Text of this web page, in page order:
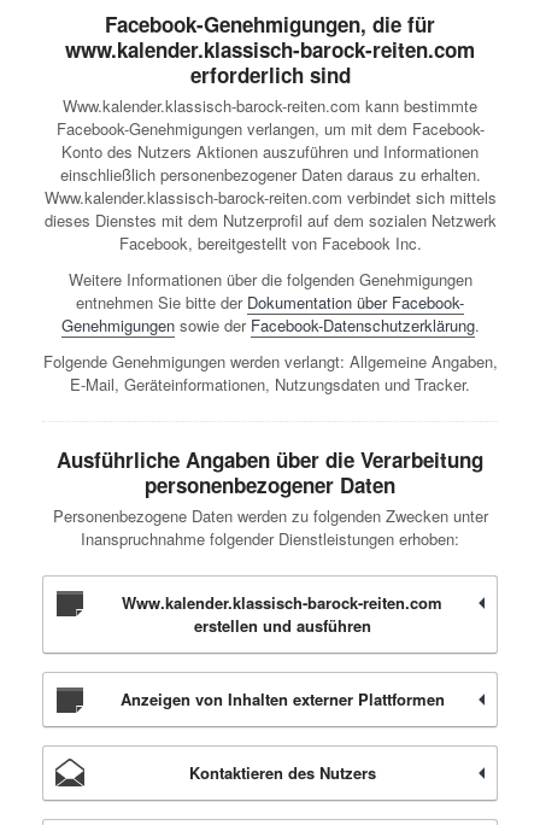
Facebook-Genehmigungen, die für
www.kalender.klassisch-barock-reiten.com
erforderlich sind
Www.kalender.klassisch-barock-reiten.com kann bestimmte
Facebook-Genehmigungen verlangen, um mit dem Facebook-
Konto des Nutzers Aktionen auszuführen und Informationen
einschließlich personenbezogener Daten daraus zu erhalten.
Www.kalender.klassisch-barock-reiten.com verbindet sich mittels
dieses Dienstes mit dem Nutzerprofil auf dem sozialen Netzwerk
Facebook, bereitgestellt von Facebook Inc.
Weitere Informationen über die folgenden Genehmigungen
entnehmen Sie bitte der Dokumentation über Facebook-
Genehmigungensowie der Facebook-Datenschutzerklärung.
Folgende Genehmigungen werden verlangt: Allgemeine Angaben,
E-Mail, Geräteinformationen, Nutzungsdaten und Tracker.
Ausführliche Angaben über die Verarbeitung
personenbezogener Daten
Personenbezogene Daten werden zu folgenden Zwecken unter
Inanspruchnahme folgender Dienstleistungen erhoben:
Www.kalender.klassisch-barock-reiten.com
erstellen und ausführen
Anzeigen von Inhalten externer Plattformen
Kontaktieren des Nutzers